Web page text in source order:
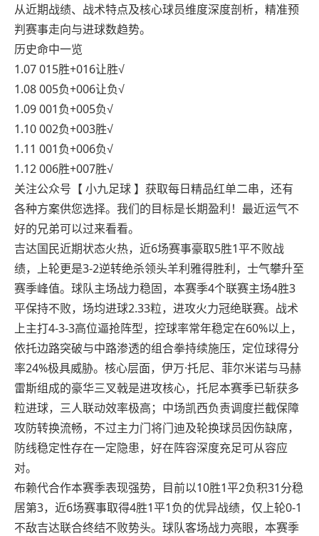
从近期战绩、战术特点及核心球员维度深度剖析，精准预
判赛事走向与进球数趋势。
历史命中一览
1.07 015胜+016让胜√
1.08 005负+006让负√
1.09 001负+005负√
1.10 002负+003胜√
1.11 001负+006负√
1.12 006胜+007胜√
关注公众号【 小九足球 】获取每日精品红单二串，还有
各种方案供您选择。我们的目标是长期盈利！最近运气不
好的兄弟可以过来看看。
吉达国民近期状态火热，近6场赛事豪取5胜1平不败战
绩，上轮更是3-2逆转绝杀领头羊利雅得胜利，士气攀升至
赛季峰值。球队主场战力稳固，本赛季4个联赛主场4胜3
平保持不败，场均进球2.33粒，进攻火力冠绝联赛。战术
上主打4-3-3高位逼抢阵型，控球率常年稳定在60%以上，
依托边路突破与中路渗透的组合拳持续施压，定位球得分
率24%极具威胁。核心层面，伊万·托尼、菲尔米诺与马赫
雷斯组成的豪华三叉戟是进攻核心，托尼本赛季已斩获多
粒进球，三人联动效率极高；中场凯西负责调度拦截保障
攻防转换流畅，不过主力门将门迪及轮换球员因伤缺席，
防线稳定性存在一定隐患，好在阵容深度充足可从容应
对。
布赖代合作本赛季表现强势，目前以10胜1平2负积31分稳
居第3，近6场赛事取得4胜1平1负的优异战绩，仅上轮0-1
不敌吉达联合终结不败势头。球队客场战力亮眼，本赛季